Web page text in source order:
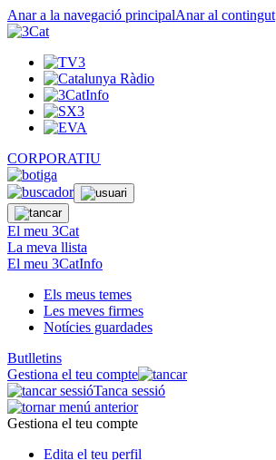
Anar a la navegació principalAnar al contingut
CORPORATIU
El meu 3Cat
La meva llista
El meu 3CatInfo
Els meus temes
Les meves firmes
Notícies guardades
Butlletins
Gestiona el teu compte
Tanca sessió
Gestiona el teu compte
Edita el teu perfil